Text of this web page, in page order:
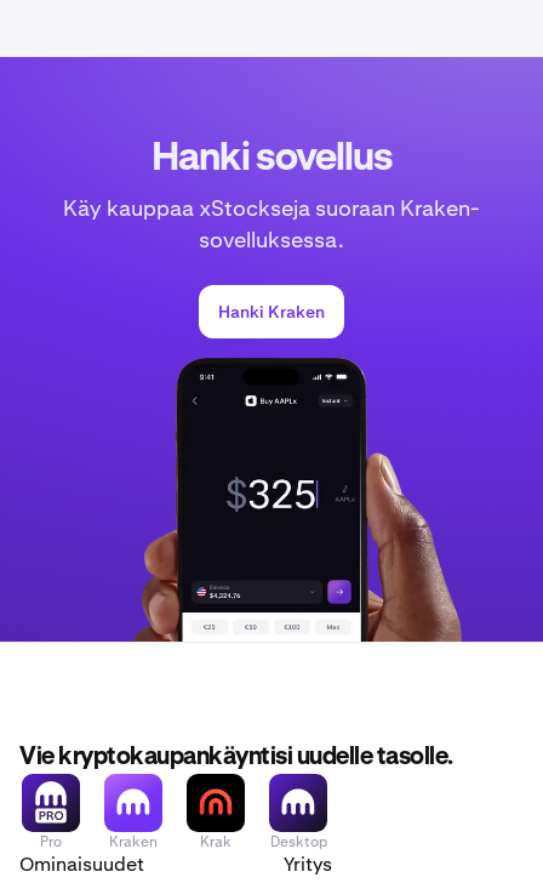
Hanki sovellus
Käy kauppaa xStockseja suoraan Kraken-
sovelluksessa.
Hanki Kraken
Vie kryptokaupankäyntisi uudelle tasolle.
Pro Kraken Krak Desktop
Ominaisuudet Yritys